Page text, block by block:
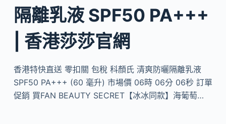
隔離乳液 SPF50 PA+++
| 香港莎莎官網
香港特快直送 零扣關 包稅 科顏氏 清爽防曬隔離乳液
SPF50 PA+++ (60 毫升) 市場價 06時 06分 06秒 訂單
促銷 買FAN BEAUTY SECRET【冰冰同款】海葡萄…